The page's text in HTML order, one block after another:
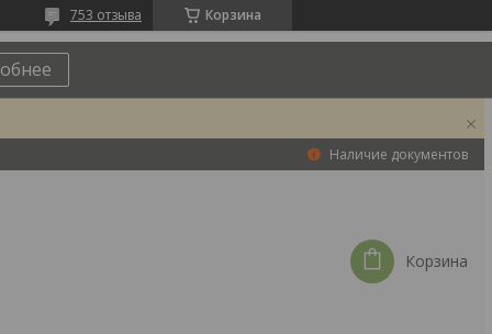
Корзина
753 отзыва
Наличие документов
Корзина